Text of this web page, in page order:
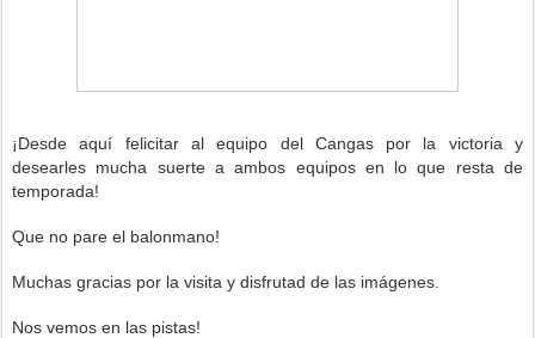
¡Desde aquí felicitar al equipo del Cangas por la victoria y
desearles mucha suerte a ambos equipos en lo que resta de
temporada!
Que no pare el balonmano!
Muchas gracias por la visita y disfrutad de las imágenes.
Nos vemos en las pistas!